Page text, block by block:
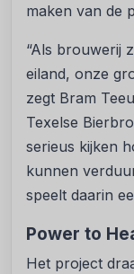
maken van de
“Als brouwerij
eiland, onze
zegt Bram
Texelse
serieus kijken
kunnen
speelt daarin
Power to
Het project